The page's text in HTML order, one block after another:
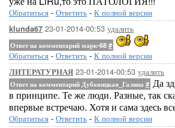
Обратиться - Ответить - К полной версии
klunda67 23-01-2014-00:53 удалить
Ответ на комментарий марк-68 #
Обратиться - Ответить - К полной версии
ЛИТЕРАТУРНАЯ 23-01-2014-00:53 удалить
Ответ на комментарий Дубовицкая_Галина # Да
в принципе. Те же люди. Разные, так
впервые встречаю. Хотя и сама здесь
Обратиться - Ответить - К полной версии